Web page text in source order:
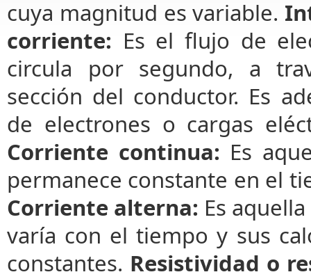
cuya magnitud es variable.
corriente: Es el flujo de
circula por segundo, a
sección del conductor. Es
de electrones o cargas
Corriente continua: Es
permanece constante en el
Corriente alterna: Es
varía con el tiempo y sus
constantes. Resistividad o